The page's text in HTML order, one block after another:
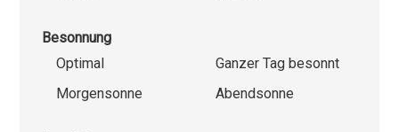
Besonnung
Optimal
Ganzer Tag besonnt
Morgensonne
Abendsonne